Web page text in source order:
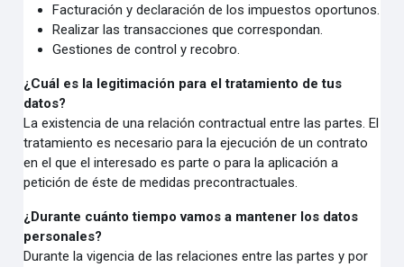
Facturación y declaración de los impuestos oportunos.
Realizar las transacciones que correspondan.
Gestiones de control y recobro.
¿Cuál es la legitimación para el tratamiento de tus
datos?
La existencia de una relación contractual entre las partes. El
tratamiento es necesario para la ejecución de un contrato
en el que el interesado es parte o para la aplicación a
petición de éste de medidas precontractuales.
¿Durante cuánto tiempo vamos a mantener los datos
personales?
Durante la vigencia de las relaciones entre las partes y por